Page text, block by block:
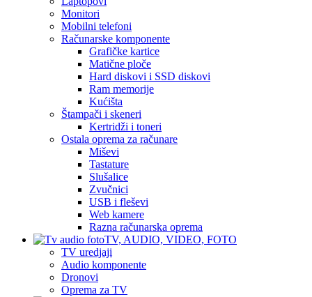
Monitori
Mobilni telefoni
Računarske komponente
Grafičke kartice
Matične ploče
Hard diskovi i SSD diskovi
Ram memorije
Kućišta
Štampači i skeneri
Kertridži i toneri
Ostala oprema za računare
Miševi
Tastature
Slušalice
Zvučnici
USB i fleševi
Web kamere
Razna računarska oprema
TV, AUDIO, VIDEO, FOTO
TV uredjaji
Audio komponente
Dronovi
Oprema za TV